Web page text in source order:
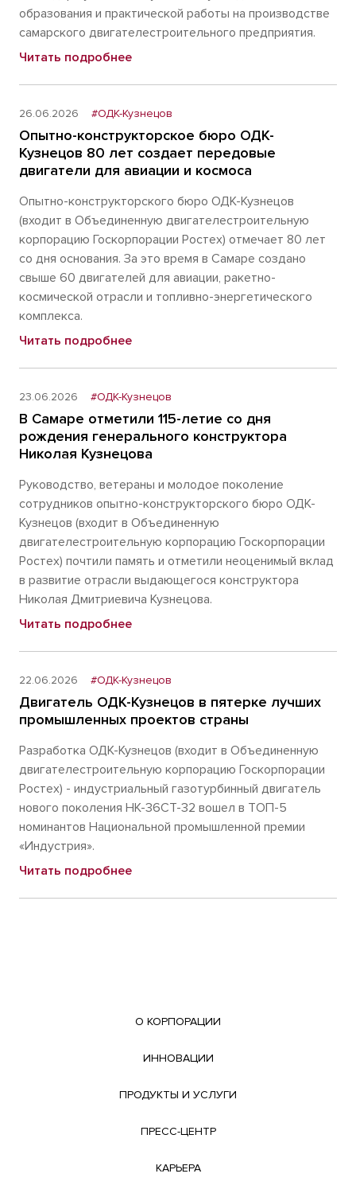
образования и практической работы на производстве
самарского двигателестроительного предприятия.
Читать подробнее
26.06.2026 #ОДК-Кузнецов
Опытно-конструкторское бюро ОДК-
Кузнецов 80 лет создает передовые
двигатели для авиации и космоса
Опытно-конструкторского бюро ОДК-Кузнецов
(входит в Объединенную двигателестроительную
корпорацию Госкорпорации Ростех) отмечает 80 лет
со дня основания. За это время в Самаре создано
свыше 60 двигателей для авиации, ракетно-
космической отрасли и топливно-энергетического
комплекса.
Читать подробнее
23.06.2026 #ОДК-Кузнецов
В Самаре отметили 115-летие со дня
рождения генерального конструктора
Николая Кузнецова
Руководство, ветераны и молодое поколение
сотрудников опытно-конструкторского бюро ОДК-
Кузнецов (входит в Объединенную
двигателестроительную корпорацию Госкорпорации
Ростех) почтили память и отметили неоценимый вклад
в развитие отрасли выдающегося конструктора
Николая Дмитриевича Кузнецова.
Читать подробнее
22.06.2026 #ОДК-Кузнецов
Двигатель ОДК-Кузнецов в пятерке лучших
промышленных проектов страны
Разработка ОДК-Кузнецов (входит в Объединенную
двигателестроительную корпорацию Госкорпорации
Ростех) - индустриальный газотурбинный двигатель
нового поколения НК-36СТ-32 вошел в ТОП-5
номинантов Национальной промышленной премии
«Индустрия».
Читать подробнее
О КОРПОРАЦИИ
ИННОВАЦИИ
ПРОДУКТЫ И УСЛУГИ
ПРЕСС-ЦЕНТР
КАРЬЕРА